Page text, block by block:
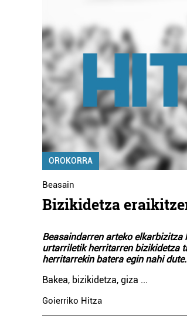
OROKORRA
Beasain
Bizikidetza
Beasaindarren arteko elkarbizitza
urtarriletik herritarren bizikidetza
herritarrekin batera egin nahi dute.
Bakea, bizikidetza, giza ...
Goierriko Hitza